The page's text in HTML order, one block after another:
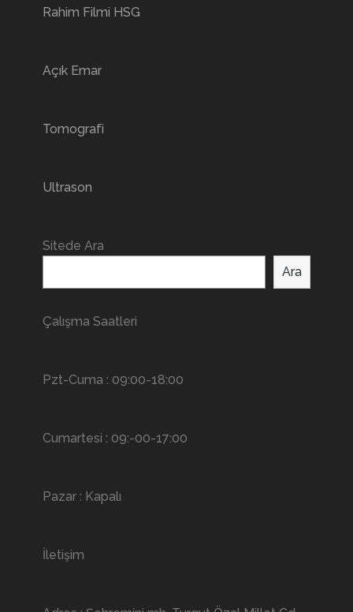
Rahim Filmi HSG
Açık Emar
Tomografi
Ultrason
Sitede Ara
Ara
Çalışma Saatleri
Pzt-Cuma : 09:00-18:00
Cumartesi : 09:-00-17:00
Pazar : Kapalı
İletişim